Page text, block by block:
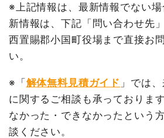
※上記情報は、最新情報でない
新情報は、下記「問い合わせ先
西置賜郡小国町役場まで直接お
い。
※「解体無料見積ガイド 」では
に関するご相談も承っておりま
なかった・できなかったという
談ください。